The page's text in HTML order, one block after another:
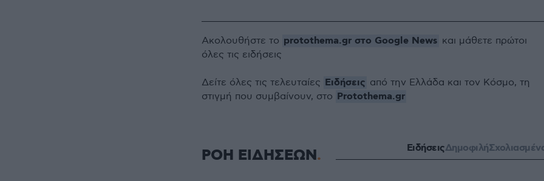
Ακολουθήστε το protothema.gr στο Google News και μάθετε πρώτοι
όλες τις ειδήσεις
Δείτε όλες τις τελευταίες Ειδήσεις από την Ελλάδα και τον Κόσμο, τη
στιγμή που συμβαίνουν, στο Protothema.gr
ΡΟΗ ΕΙΔΗΣΕΩΝ ΕιδήσειςΔημοφιλή